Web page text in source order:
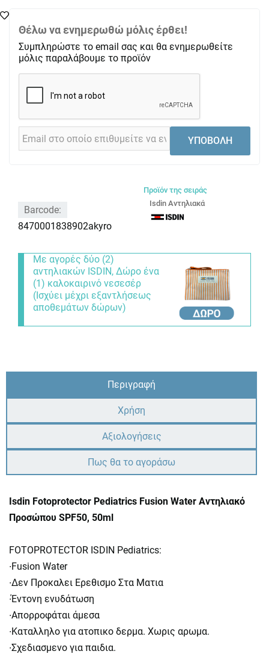
Θέλω να ενημερωθώ μόλις έρθει!
Συμπληρώστε το email σας και θα ενημερωθείτε
μόλις παραλάβουμε το προϊόν
ΥΠΟΒΟΛΗ
Barcode:
8470001838902akyro
Προϊόν της σειράς
Isdin Αντηλιακά
Με αγορές δύο (2)
αντηλιακών ISDIN, Δώρο ένα
(1) καλοκαιρινό νεσεσέρ
(Ισχύει μέχρι εξαντλήσεως
αποθεμάτων δώρων)
Περιγραφή
Χρήση
Αξιολογήσεις
Πως θα το αγοράσω
Isdin Fotoprotector Pediatrics Fusion Water Αντηλιακό
Προσώπου SPF50, 50ml
FOTOPROTECTOR ISDIN Pediatrics:
∙Fusion Water
∙Δεν Προκαλει Ερεθισμο Στα Ματια
∙Έντονη ενυδάτωση
∙Απορροφάται άμεσα
∙Καταλληλο για ατοπικο δερμα. Χωρις αρωμα.
∙Σχεδιασμενο για παιδια.